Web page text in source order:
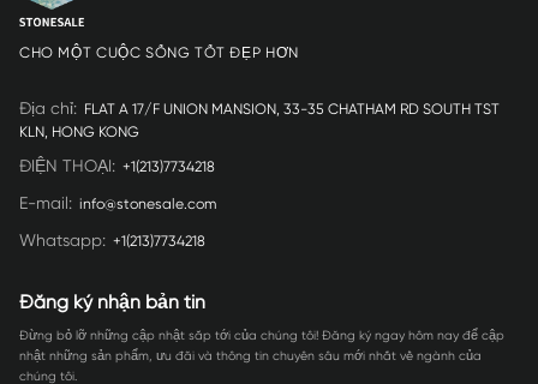
CHO MỘT CUỘC SỐNG TỐT ĐẸP HƠN
Địa chỉ: FLAT A 17/F UNION MANSION, 33-35 CHATHAM RD SOUTH TST
KLN, HONG KONG
ĐIỆN THOẠI: +1(213)7734218
E-mail: info@stonesale.com
Whatsapp: +1(213)7734218
Đăng ký nhận bản tin
Đừng bỏ lỡ những cập nhật sắp tới của chúng tôi! Đăng ký ngay hôm nay để cập
nhật những sản phẩm, ưu đãi và thông tin chuyên sâu mới nhất về ngành của
chúng tôi.